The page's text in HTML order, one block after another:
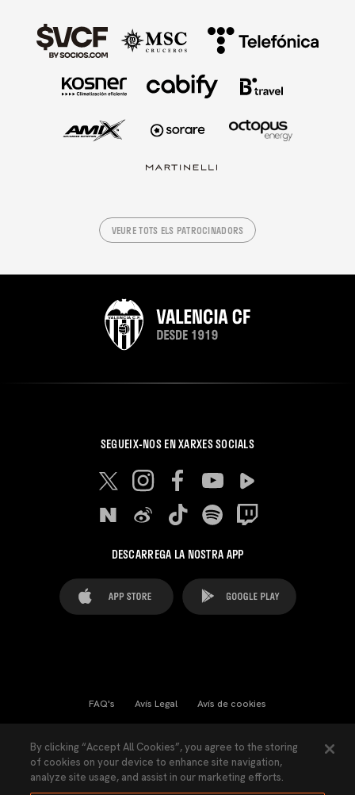
VEURE TOTS ELS PATROCINADORS
SEGUEIX-NOS EN XARXES SOCIALS
DESCARREGA LA NOSTRA APP
FAQ's Avís Legal Avís de cookies
Llei de Transparència Política de Privacitat
By clicking “Accept All Cookies”, you agree to the storing
of cookies on your device to enhance site navigation,
analyze site usage, and assist in our marketing efforts.